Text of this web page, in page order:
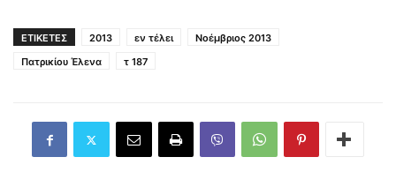
ΕΤΙΚΕΤΕΣ 2013 εν τέλει
Νοέμβριος 2013
Πατρικίου Έλενα
τ 187